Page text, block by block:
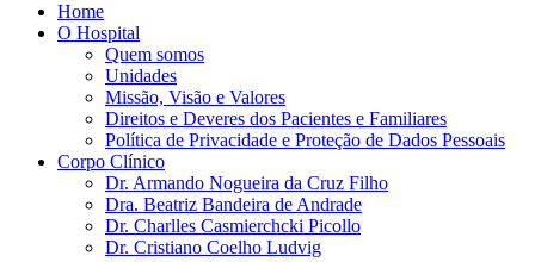
Home
O Hospital
Quem somos
Unidades
Missão, Visão e Valores
Direitos e Deveres dos Pacientes e Familiares
Política de Privacidade e Proteção de Dados Pessoais
Corpo Clínico
Dr. Armando Nogueira da Cruz Filho
Dra. Beatriz Bandeira de Andrade
Dr. Charlles Casmierchcki Picollo
Dr. Cristiano Coelho Ludvig